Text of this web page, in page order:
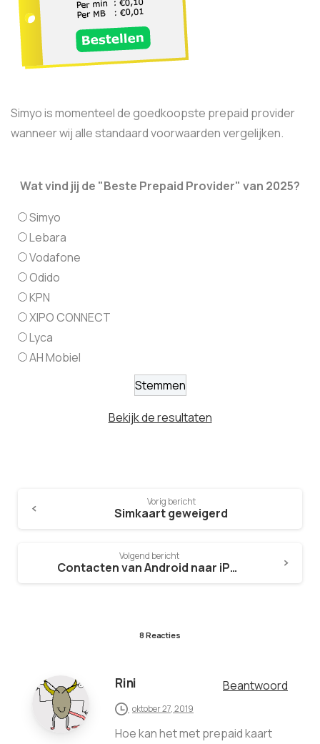
Simyo is momenteel de goedkoopste prepaid provider
wanneer wij alle standaard voorwaarden vergelijken.
Wat vind jij de "Beste Prepaid Provider" van 2025?
Simyo
Lebara
Vodafone
Odido
KPN
XIPO CONNECT
Lyca
AH Mobiel
Bekijk de resultaten
Vorig bericht
Simkaart geweigerd
Volgend bericht
Contacten van Android naar iPhone en andersom
8 Reacties
Rini Beantwoord
oktober 27, 2019
Hoe kan het met prepaid kaart